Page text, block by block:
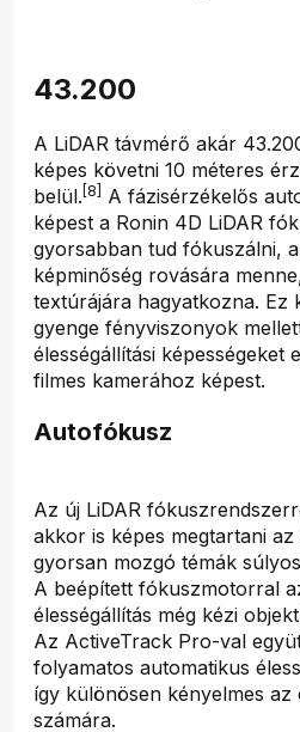
43.200
A LiDAR távmérő akár
képes követni 10 méteres
belül. [8] A fázisérzékelős
képest a Ronin 4D LiDAR
gyorsabban tud fókuszálni,
képminőség rovására
textúrájára hagyatkozna. Ez
gyenge fényviszonyok
élességállítási képességeket
filmes kamerához képest.
Autofókusz
Az új LiDAR
akkor is képes megtartani az
gyorsan mozgó témák
A beépített fókuszmotorral
élességállítás még kézi
Az ActiveTrack Pro-val
folyamatos automatikus
így különösen kényelmes az
számára.